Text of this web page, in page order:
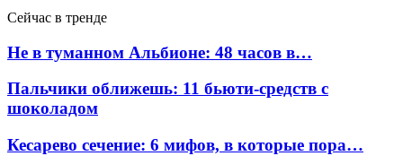
Сейчас в тренде
Не в туманном Альбионе: 48 часов в…
Пальчики оближешь: 11 бьюти-средств с
шоколадом
Кесарево сечение: 6 мифов, в которые пора…